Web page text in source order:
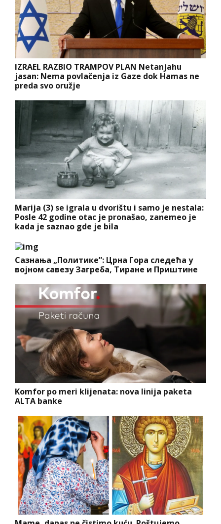
IZRAEL RAZBIO TRAMPOV PLAN Netanjahu
jasan: Nema povlačenja iz Gaze dok Hamas ne
preda svo oružje
Marija (3) se igrala u dvorištu i samo je nestala:
Posle 42 godine otac je pronašao, zanemeo je
kada je saznao gde je bila
Сазнања „Политике”: Црна Гора следећа у
војном савезу Загреба, Тиране и Приштине
Komfor po meri klijenata: nova linija paketa
ALTA banke